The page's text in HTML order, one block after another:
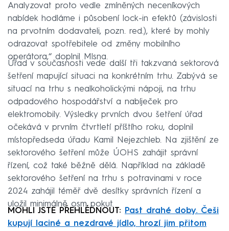
Analyzovat proto vedle zmíněných neceníkových
nabídek hodláme i působení lock-in efektů (závislosti
na prvotním dodavateli, pozn. red.), které by mohly
odrazovat spotřebitele od změny mobilního
operátora,“ doplnil Mlsna.
Úřad v současnosti vede další tři takzvaná sektorová
šetření mapující situaci na konkrétním trhu. Zabývá se
situací na trhu s nealkoholickými nápoji, na trhu
odpadového hospodářství a nabíječek pro
elektromobily. Výsledky prvních dvou šetření úřad
očekává v prvním čtvrtletí příštího roku, doplnil
místopředseda úřadu Kamil Nejezchleb. Na zjištění ze
sektorového šetření může ÚOHS zahájit správní
řízení, což také běžně dělá. Například na základě
sektorového šetření na trhu s potravinami v roce
2024 zahájil téměř dvě desítky správních řízení a
uložil minimálně osm pokut.
MOHLI JSTE PŘEHLÉDNOUT:
Past drahé doby. Češi
kupují laciné a nezdravé jídlo, hrozí jim přitom